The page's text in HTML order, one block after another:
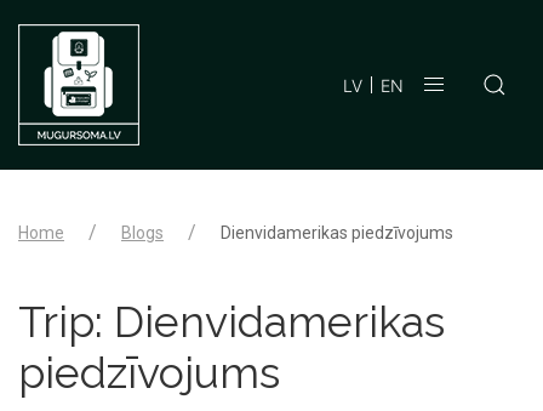
LV EN
Home Blogs Dienvidamerikas piedzīvojums
Trip: Dienvidamerikas
piedzīvojums